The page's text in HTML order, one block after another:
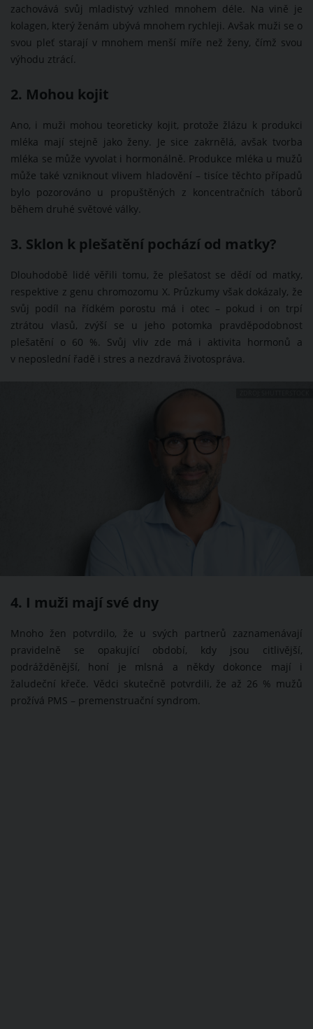
zachovává svůj mladistvý vzhled mnohem déle. Na vině je
kolagen, který ženám ubývá mnohem rychleji. Avšak muži se o
svou pleť starají v mnohem menší míře než ženy, čímž svou
výhodu ztrácí.
2. Mohou kojit
Ano, i muži mohou teoreticky kojit, protože žlázu k produkci
mléka mají stejně jako ženy. Je sice zakrnělá, avšak tvorba
mléka se může vyvolat i hormonálně. Produkce mléka u mužů
může také vzniknout vlivem hladovění – tisíce těchto případů
bylo pozorováno u propuštěných z koncentračních táborů
během druhé světové války.
3. Sklon k plešatění pochází od matky?
Dlouhodobě lidé věřili tomu, že plešatost se dědí od matky,
respektive z genu chromozomu X. Průzkumy však dokázaly, že
svůj podíl na řídkém porostu má i otec – pokud i on trpí
ztrátou vlasů, zvýší se u jeho potomka pravděpodobnost
plešatění o 60 %. Svůj vliv zde má i aktivita hormonů a
v neposlední řadě i stres a nezdravá životospráva.
4. I muži mají své dny
Mnoho žen potvrdilo, že u svých partnerů zaznamenávají
pravidelně se opakující období, kdy jsou citlivější,
podrážděnější, honí je mlsná a někdy dokonce mají i
žaludeční křeče. Vědci skutečně potvrdili, že až 26 % mužů
prožívá PMS – premenstruační syndrom.